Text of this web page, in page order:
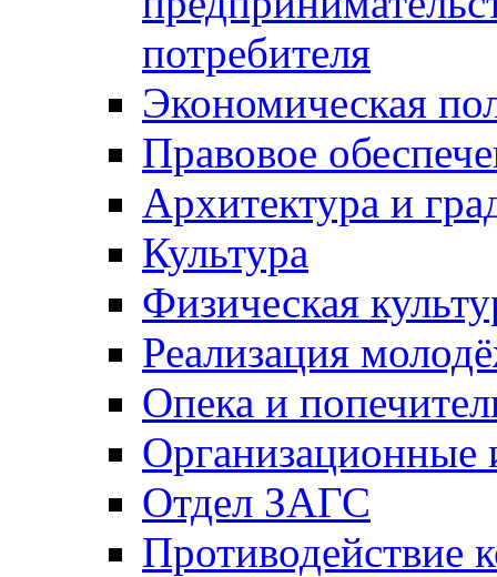
потребителя
Экономическая
Правовое
Архитектура и
Культура
Физическая
Реализация
Опека и
Отдел ЗАГС
Противодействие